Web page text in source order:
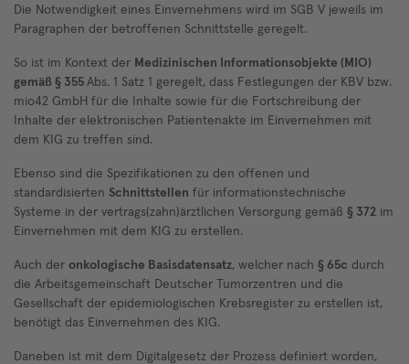
Die Notwendigkeit eines Einvernehmens wird im SGB V jeweils im
Paragraphen der betroffenen Schnittstelle geregelt.
So ist im Kontext der Medizinischen Informationsobjekte (MIO)
gemäß § 355 Abs. 1 Satz 1 geregelt, dass Festlegungen der KBV bzw.
mio42 GmbH für die Inhalte sowie für die Fortschreibung der
Inhalte der elektronischen Patientenakte im Einvernehmen mit
dem KIG zu treffen sind.
Ebenso sind die Spezifikationen zu den offenen und
standardisierten Schnittstellen für informationstechnische
Systeme in der vertrags(zahn)ärztlichen Versorgung gemäß § 372 im
Einvernehmen mit dem KIG zu erstellen.
Auch der onkologische Basisdatensatz, welcher nach § 65c durch
die Arbeitsgemeinschaft Deutscher Tumorzentren und die
Gesellschaft der epidemiologischen Krebsregister zu erstellen ist,
benötigt das Einvernehmen des KIG.
Daneben ist mit dem Digitalgesetz der Prozess definiert worden,